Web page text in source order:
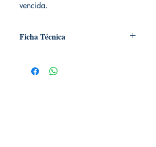
vencida.
Ficha Técnica
Editorial: Edelvives
Idioma: Castellano